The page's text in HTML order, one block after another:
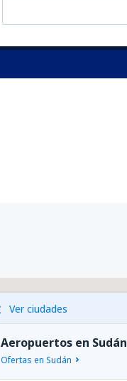
Ver ciudades
Aeropuertos en Sudán
Ofertas en Sudán